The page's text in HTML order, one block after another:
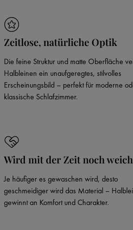
Zeitlose, natürliche Optik
Die feine Struktur und matte Oberfläche
Halbleinen ein unaufgeregtes, stilvolles
Erscheinungsbild – perfekt für moderne
klassische Schlafzimmer.
Wird mit der Zeit noch
Je häufiger es gewaschen wird, desto
geschmeidiger wird das Material –
gewinnt an Komfort und Charakter.